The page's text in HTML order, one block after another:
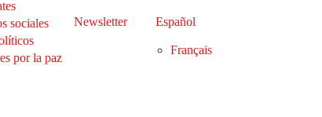
sociales
por la paz
Newsletter Español
Français